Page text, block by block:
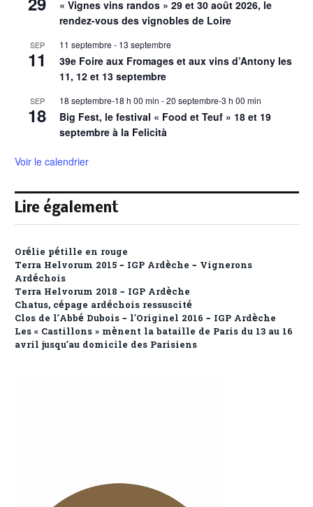
« Vignes vins randos » 29 et 30 août 2026, le
rendez-vous des vignobles de Loire
SEP
11
11 septembre - 13 septembre
39e Foire aux Fromages et aux vins d’Antony les
11, 12 et 13 septembre
SEP
18
18 septembre-18 h 00 min -20 septembre-3 h 00 min
Big Fest, le festival « Food et Teuf » 18 et 19
septembre à la Felicità
Voir le calendrier
Lire également
Orélie pétille en rouge
Terra Helvorum 2015 – IGP Ardèche – Vignerons
Ardéchois
Terra Helvorum 2018 – IGP Ardèche
Chatus, cépage ardéchois ressuscité
Clos de l’Abbé Dubois – l’Originel 2016 – IGP Ardèche
Les « Castillons » mènent la bataille de Paris du 13 au 16
avril jusqu’au domicile des Parisiens